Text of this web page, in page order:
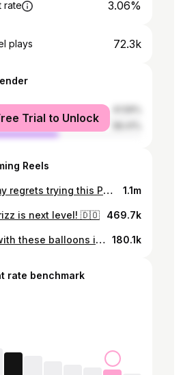
rate 3.06%
plays 72.3k
Trial to Unlock
Reels
Naive Timmy regrets trying this Philippino slum drink 1.1m
is next level! 🇩🇴 469.7k
What’s up with these balloons in Portugal? 🎈 180.1k
rate benchmark